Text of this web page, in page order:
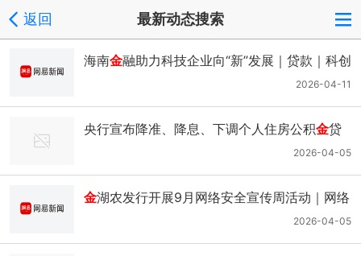
返回 最新动态搜索
海南金融助力科技企业向“新”发展｜贷款｜科创
2026-04-11
央行宣布降准、降息、下调个人住房公积金贷
2026-04-05
金湖农发行开展9月网络安全宣传周活动｜网络
2026-04-05